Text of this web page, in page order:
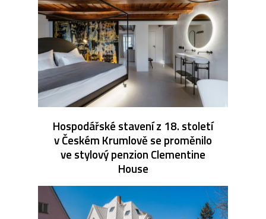
Hospodářské stavení z 18. století
v Českém Krumlově se proměnilo
ve stylový penzion Clementine
House